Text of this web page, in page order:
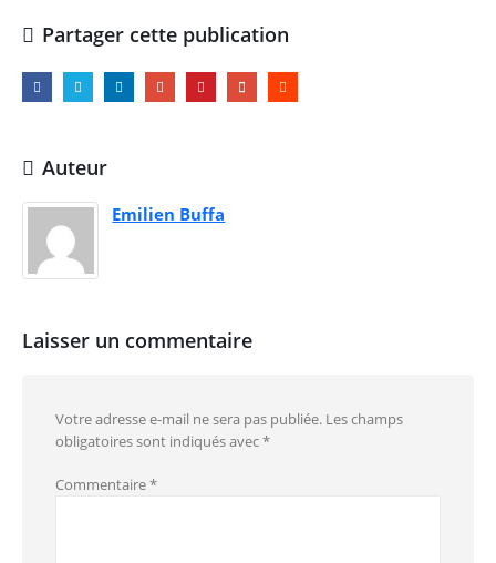
Partager cette publication
Auteur
Emilien Buffa
Laisser un commentaire
Votre adresse e-mail ne sera pas publiée. Les champs
obligatoires sont indiqués avec*
Commentaire*